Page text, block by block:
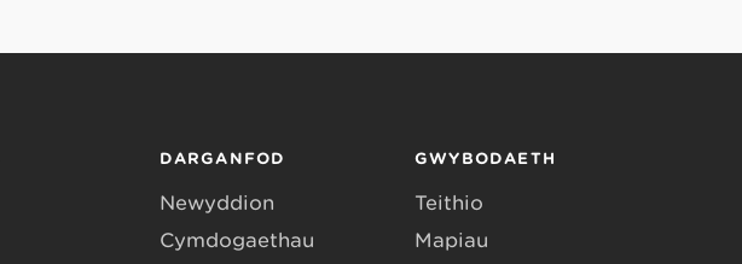
DARGANFOD
Newyddion
Cymdogaethau
GWYBODAETH
Teithio
Mapiau